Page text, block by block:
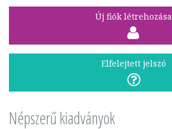
Új fiók létrehozása
Elfelejtett jelszó
Népszerű kiadványok